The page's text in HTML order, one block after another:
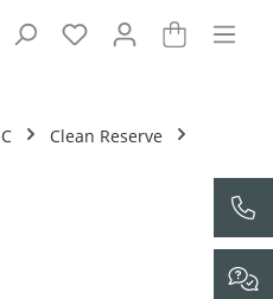
C
Clean Reserve